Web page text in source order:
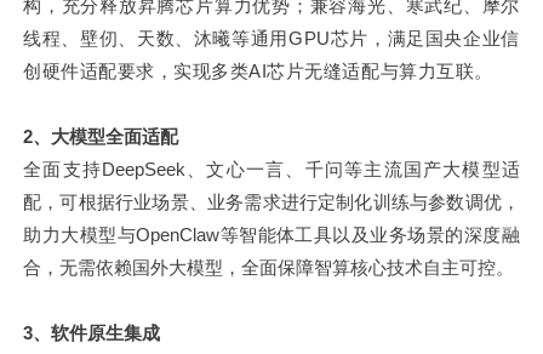
构，充分释放昇腾芯片算力优势； 兼容海光、寒武纪、摩尔
线程、壁仞、天数、沐曦等通用GPU芯片，满足国央企业信
创硬件适配要求，实现多类AI芯片无缝适配与算力互联。
2、大模型全面适配
全面支持DeepSeek、文心一言、千问等主流国产大模型适
配，可根据行业场景、业务需求进行定制化训练与参数调优，
助力大模型与OpenClaw等智能体工具以及业务场景的深度融
合，无需依赖国外大模型，全面保障智算核心技术自主可控。
3、软件原生集成